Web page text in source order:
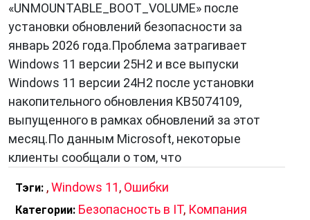
«UNMOUNTABLE_BOOT_VOLUME» после
установки обновлений безопасности за
январь 2026 года.Проблема затрагивает
Windows 11 версии 25H2 и все выпуски
Windows 11 версии 24H2 после установки
накопительного обновления KB5074109,
выпущенного в рамках обновлений за этот
месяц.По данным Microsoft, некоторые
клиенты сообщали о том, что
Тэги: ,Windows 11, Ошибки
Категории: Безопасность в IT, Компания